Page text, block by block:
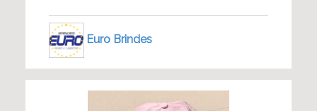
Euro Brindes